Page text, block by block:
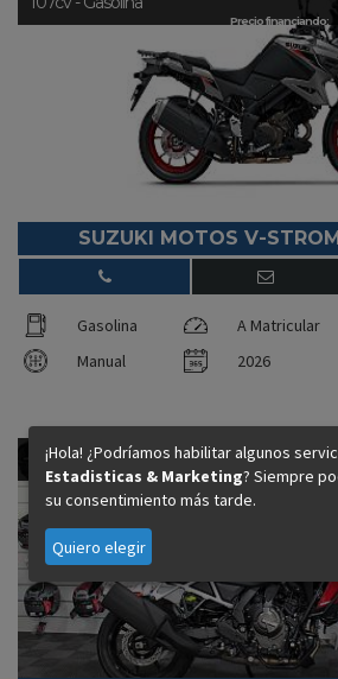
Precio financiando:
SUZUKI MOTOS V-
Gasolina A Matricular
Manual
2026
Precio
83cv - Gasolina
¡Hola! ¿Podríamos habilitar algunos
Estadisticas & Marketing? Siempre
su consentimiento más tarde.
Quiero elegir